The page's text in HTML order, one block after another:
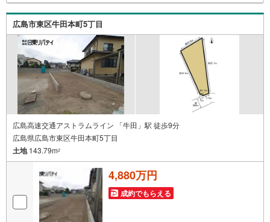
した。「人と人、心と心」これからもこの精神を大切に、
お客様へのサポートをさせて頂きます。株式会社日東リバ
ティ〒732-0818広島市南区段原日出2丁目2-22-2F
広島市東区牛田本町5丁目
広島高速交通アストラムライン 「牛田」駅 徒歩9分
広島県広島市東区牛田本町5丁目
土地143.79m2
4,880万円
成約でもらえる